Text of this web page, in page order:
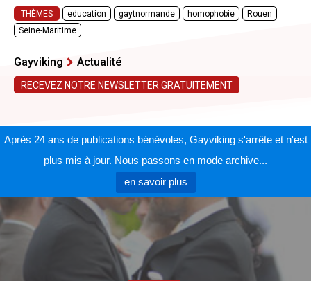
THÈMES education gaytnormande homophobie
Rouen
Seine-Maritime
Gayviking Actualité
RECEVEZ NOTRE NEWSLETTER GRATUITEMENT